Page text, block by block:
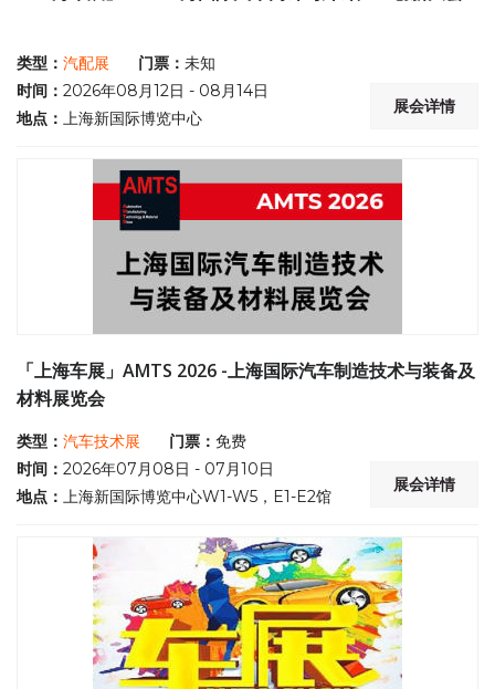
类型： 汽配展 门票： 未知
时间： 2026年08月12日 - 08月14日
地点： 上海新国际博览中心
展会详情
「上海车展」AMTS 2026 -上海国际汽车制造技术与装备及
材料展览会
类型： 汽车技术展 门票： 免费
时间： 2026年07月08日 - 07月10日
地点： 上海新国际博览中心W1-W5，E1-E2馆
展会详情